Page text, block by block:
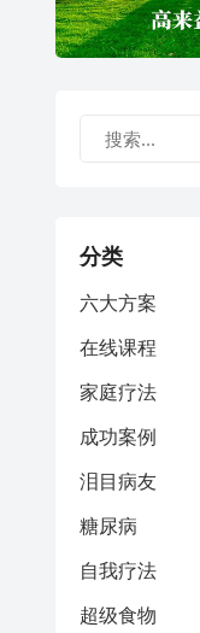
分类
六大方案
在线课程
家庭疗法
成功案例
泪目病友
糖尿病
自我疗法
超级食物